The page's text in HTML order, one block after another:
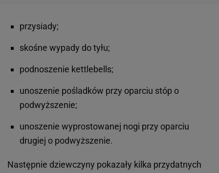
przysiady;
skośne wypady do tyłu;
podnoszenie kettlebells;
unoszenie pośladków przy oparciu stóp o
podwyższenie;
unoszenie wyprostowanej nogi przy oparciu
drugiej o podwyższenie.
Następnie dziewczyny pokazały kilka przydatnych